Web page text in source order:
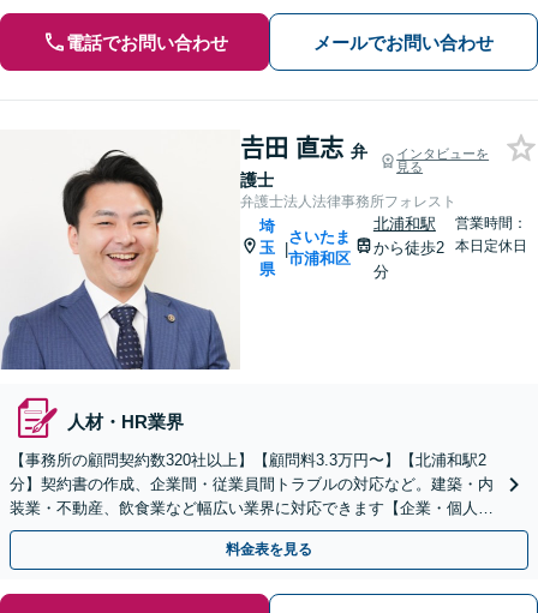
電話でお問い合わせ メールでお問い合わせ
𠮷田 直志 弁
護士
インタビューを
見る
弁護士法人法律事務所フォレスト
埼
玉
県
|
さいたま
市浦和区
北浦和駅
から徒歩2
分
営業時間：
本日定休日
人材・HR業界
【事務所の顧問契約数320社以上】【顧問料3.3万円〜】【北浦和駅2
分】契約書の作成、企業間・従業員間トラブルの対応など。建築・内
装業・不動産、飲食業など幅広い業界に対応できます【企業・個人事
業主の方初回面談無料】
料金表を見る